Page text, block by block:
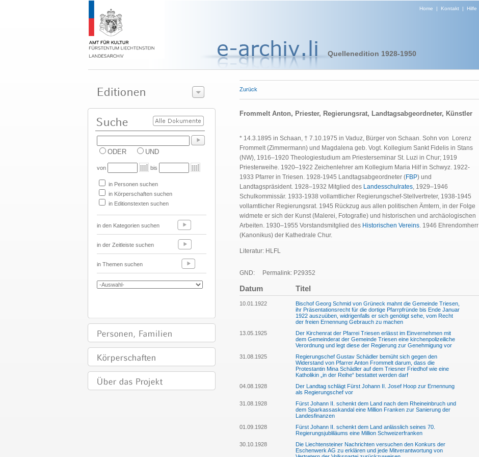
Home | Kontakt| Hilfe
Quellenedition 1928-1950
ODER UND
von bis
in Personen suchen
in Körperschaften suchen
in Editionstexten suchen
in den Kategorien suchen
in der Zeitleiste suchen
in Themen suchen
Zurück
Frommelt Anton, Priester, Regierungsrat, Landtagsabgeordneter, Künstler
* 14.3.1895 in Schaan, † 7.10.1975 in Vaduz, Bürger von Schaan. Sohn von Lorenz
Frommelt (Zimmermann) und Magdalena geb. Vogt. Kollegium Sankt Fidelis in Stans
(NW), 1916–1920 Theologiestudium am Priesterseminar St. Luzi in Chur; 1919
Priesterweihe. 1920–1922 Zeichenlehrer am Kollegium Maria Hilf in Schwyz. 1922-
1933 Pfarrer in Triesen. 1928-1945 Landtagsabgeordneter (FBP) und
Landtagspräsident. 1928–1932 Mitglied des Landesschulrates, 1929–1946
Schulkommissär. 1933-1938 vollamtlicher Regierungschef-Stellvertreter, 1938-1945
vollamtlicher Regierungsrat. 1945 Rückzug aus allen politischen Ämtern, in der Folge
widmete er sich der Kunst (Malerei, Fotografie) und historischen und archäologischen
Arbeiten. 1930–1955 Vorstandsmitglied des Historischen Vereins. 1946 Ehrendomherr
(Kanonikus) der Kathedrale Chur.
Literatur: HLFL
GND: Permalink: P29352
Datum Titel
10.01.1922
Bischof Georg Schmid von Grüneck mahnt die Gemeinde Triesen,
ihr Präsentationsrecht für die dortige Pfarrpfründe bis Ende Januar
1922 auszuüben, widrigenfalls er sich genötigt sehe, vom Recht
der freien Ernennung Gebrauch zu machen
13.05.1925
Der Kirchenrat der Pfarrei Triesen erlässt im Einvernehmen mit
dem Gemeinderat der Gemeinde Triesen eine kirchenpolizeiliche
Verordnung und legt diese der Regierung zur Genehmigung vor
31.08.1925
Regierungschef Gustav Schädler bemüht sich gegen den
Widerstand von Pfarrer Anton Frommelt darum, dass die
Protestantin Mina Schädler auf dem Triesner Friedhof wie eine
Katholikin „in der Reihe“ bestattet werden darf
04.08.1928
Der Landtag schlägt Fürst Johann II. Josef Hoop zur Ernennung
als Regierungschef vor
31.08.1928
Fürst Johann II. schenkt dem Land nach dem Rheineinbruch und
dem Sparkassaskandal eine Million Franken zur Sanierung der
Landesfinanzen
01.09.1928
Fürst Johann II. schenkt dem Land anlässlich seines 70.
Regierungsjubliläums eine Million Schweizerfranken
30.10.1928
Die Liechtensteiner Nachrichten versuchen den Konkurs der
Eschenwerk AG zu erklären und jede Mitverantwortung von